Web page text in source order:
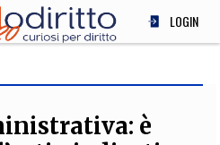
LOGIN
è